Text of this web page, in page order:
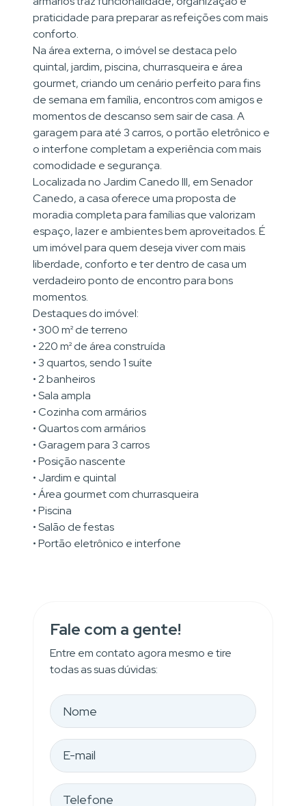
praticidade para preparar as refeições com mais
conforto.
Na área externa, o imóvel se destaca pelo
quintal, jardim, piscina, churrasqueira e área
gourmet, criando um cenário perfeito para fins
de semana em família, encontros com amigos e
momentos de descanso sem sair de casa. A
garagem para até 3 carros, o portão eletrônico e
o interfone completam a experiência com mais
comodidade e segurança.
Localizada no Jardim Canedo III, em Senador
Canedo, a casa oferece uma proposta de
moradia completa para famílias que valorizam
espaço, lazer e ambientes bem aproveitados. É
um imóvel para quem deseja viver com mais
liberdade, conforto e ter dentro de casa um
verdadeiro ponto de encontro para bons
momentos.
Destaques do imóvel:
• 300 m² de terreno
• 220 m² de área construída
• 3 quartos, sendo 1 suíte
• 2 banheiros
• Sala ampla
• Cozinha com armários
• Quartos com armários
• Garagem para 3 carros
• Posição nascente
• Jardim e quintal
• Área gourmet com churrasqueira
• Piscina
• Salão de festas
• Portão eletrônico e interfone
Fale com a gente!
Entre em contato agora mesmo e tire
todas as suas dúvidas: